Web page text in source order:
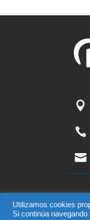



Utilizamos cookies
Si continúa